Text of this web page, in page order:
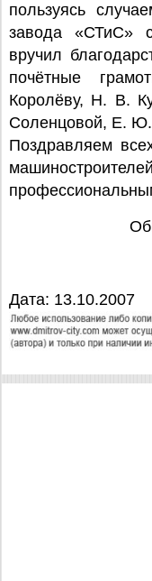
пользуясь
завода «СТиС»
вручил
почётные
Королёву, Н. В.
Соленцовой, Е.
Поздравляем
Дата: 13.10.2007